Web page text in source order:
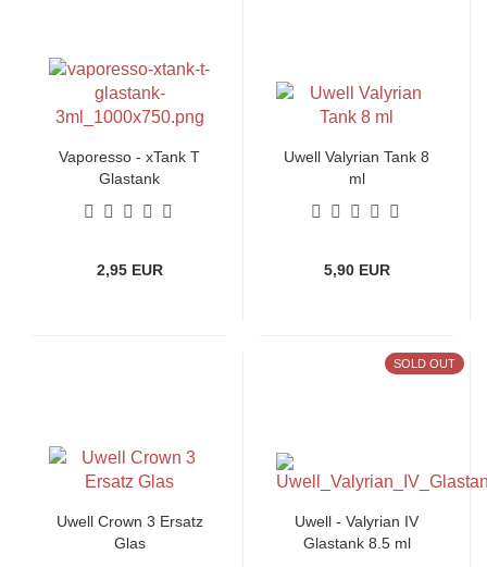
Vaporesso - xTank T
Glastank
2,95 EUR
Uwell Valyrian Tank 8
ml
5,90 EUR
Uwell Crown 3 Ersatz
Glas
SOLD OUT
Uwell - Valyrian IV
Glastank 8,5 ml